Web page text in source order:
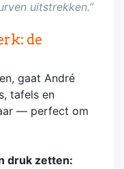
uitstrekken.”
de
gaat André
tafels en
— perfect om
druk zetten: